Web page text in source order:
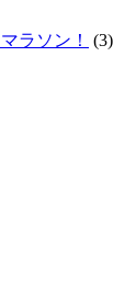
ラソン！
(3)